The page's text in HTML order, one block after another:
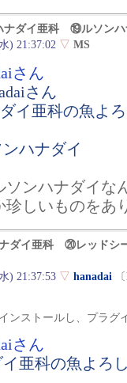
ナダイ亜科 ⑲ルソンハ
) 21:37:02 ▽ MS
さん
さん
イ亜科の魚よ
ハナダイ
ソンハナダイな
珍しいものをあ
ダイ亜科 ⑳レッドシ
) 21:37:53 ▽ hanadai 〔
ンストールし、プラ
さん
イ亜科の魚よろ